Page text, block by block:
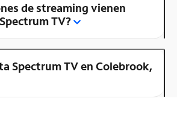
de streaming vienen
TV?
Spectrum TV en Colebrook,